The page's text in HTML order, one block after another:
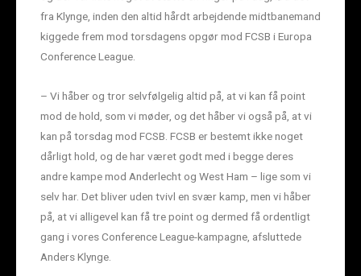
fra Klynge, inden den altid hårdt arbejdende midtbanemand
kiggede frem mod torsdagens opgør mod FCSB i Europa
Conference League.
– Vi håber og tror selvfølgelig altid på, at vi kan få point
mod de hold, som vi møder, og det håber vi også på, at vi
kan på torsdag mod FCSB. FCSB er bestemt ikke noget
dårligt hold, og de har været godt med i begge deres
andre kampe mod Anderlecht og West Ham – lige som vi
selv har. Det bliver uden tvivl en svær kamp, men vi håber
på, at vi alligevel kan få tre point og dermed få ordentligt
gang i vores Conference League-kampagne, afsluttede
Anders Klynge.